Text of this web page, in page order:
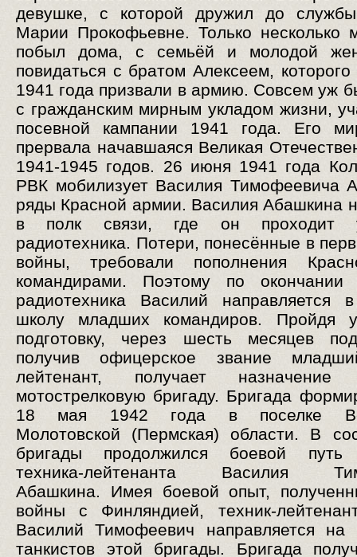
девушке, с которой дружил до
Марии Прокофьевне. Только несколько
побыл дома, с семьёй и молодой
повидаться с братом Алексеем,
1941 года призвали в армию. Совсем уж
с гражданским мирным укладом жизни,
посевной кампании 1941 года. Его
прервала начавшаяся Великая
1941-1945 годов. 26 июня 1941 года
РВК мобилизует Василия Тимофеевича
ряды Красной армии. Василия Абашкина
в полк связи, где он проходит
радиотехника. Потери, понесённые в
войны, требовали пополнения
командирами. Поэтому по
радиотехника Василий направляется
школу младших командиров. Пройдя
подготовку, через шесть месяцев
получив офицерское звание
лейтенант, получает
мотострелковую бригаду. Бригада
18 мая 1942 года в поселке
Молотовской (Пермская) области. В
бригады продолжился боевой путь
техника-лейтенанта Василия
Абашкина. Имея боевой опыт,
войны с Финляндией, техник-
Василий Тимофеевич направляется на
танкистов этой бригады. Бригада